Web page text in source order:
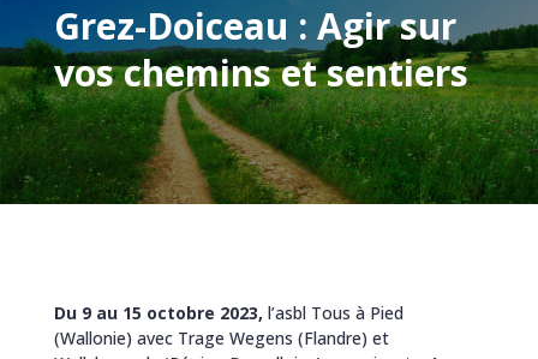
Grez-Doiceau : Agir sur
vos chemins et sentiers
Du 9 au 15 octobre 2023, l’asbl Tous à Pied
(Wallonie) avec Trage Wegens (Flandre) et